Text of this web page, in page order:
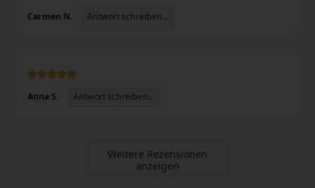
Carmen N. Antwort schreiben...
Anna S. Antwort schreiben...
Weitere Rezensionen
anzeigen